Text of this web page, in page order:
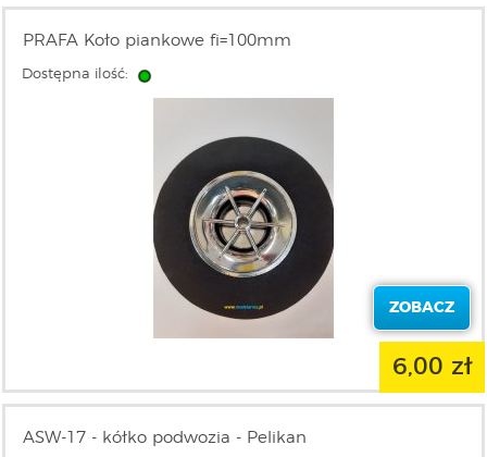
PRAFA Koło piankowe fi=100mm
Dostępna ilość:
ZOBACZ
6,00 zł
ASW-17 - kółko podwozia - Pelikan